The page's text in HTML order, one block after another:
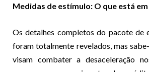
Medidas de estímulo: O que está
Os detalhes completos do pacote de
foram totalmente revelados, mas
visam combater a desaceleração